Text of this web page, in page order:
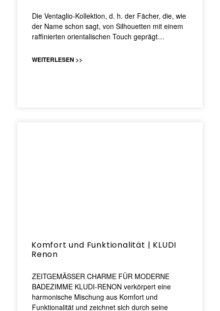
Die Ventaglio-Kollektion, d. h. der Fächer, die, wie
der Name schon sagt, von Silhouetten mit einem
raffinierten orientalischen Touch geprägt…
WEITERLESEN >>
Komfort und Funktionalität | KLUDI
Renon
ZEITGEMÄSSER CHARME FÜR MODERNE
BADEZIMME KLUDI-RENON verkörpert eine
harmonische Mischung aus Komfort und
Funktionalität und zeichnet sich durch seine